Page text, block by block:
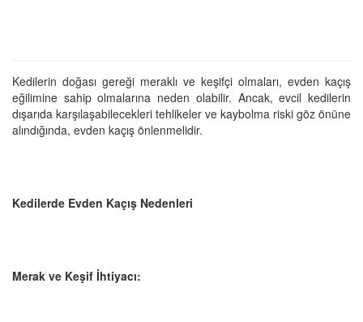
Kedilerin doğası gereği meraklı ve keşifçi olmaları, evden kaçış
eğilimine sahip olmalarına neden olabilir. Ancak, evcil kedilerin
dışarıda karşılaşabilecekleri tehlikeler ve kaybolma riski göz önüne
alındığında, evden kaçış önlenmelidir.
Kedilerde Evden Kaçış Nedenleri
Merak ve Keşif İhtiyacı: